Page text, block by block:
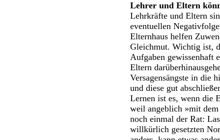
Lehrer und Eltern
Lehrkräfte und Eltern
eventuellen
Elternhaus helfen
Gleichmut. Wichtig ist,
Aufgaben gewissenhaft
Eltern
Versagensängste in die
und diese gut
Lernen ist es, wenn die
weil angeblich »mit
noch einmal der Rat:
willkürlich gesetzten